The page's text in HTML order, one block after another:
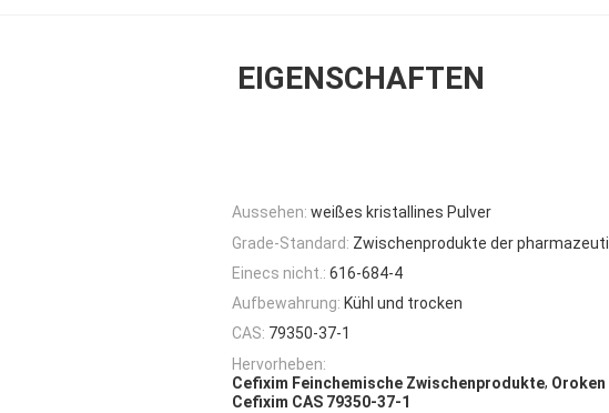
EIGENSCHAFTEN
Aussehen: weißes kristallines Pulver
Grade-Standard: Zwischenprodukte der
Einecs nicht.: 616-684-4
Aufbewahrung: Kühl und trocken
CAS: 79350-37-1
Hervorheben:
Cefixim Feinchemische Zwischenprodukte, Oroken
Cefixim CAS 79350-37-1